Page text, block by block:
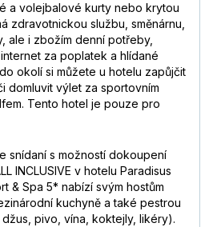
a volejbalové kurty nebo krytou
zdravotnickou službu, směnárnu,
ale i zbožím denní potřeby,
za poplatek a hlídané
okolí si můžete u hotelu zapůjčit
domluvit výlet za sportovním
Tento hotel je pouze pro
snídaní s možností dokoupení
INCLUSIVE v hotelu Paradisus
& Spa 5* nabízí svým hostům
kuchyně a také pestrou
pivo, vína, koktejly, likéry).